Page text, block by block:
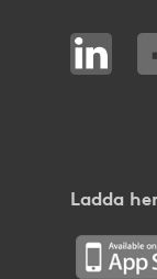
Ladda